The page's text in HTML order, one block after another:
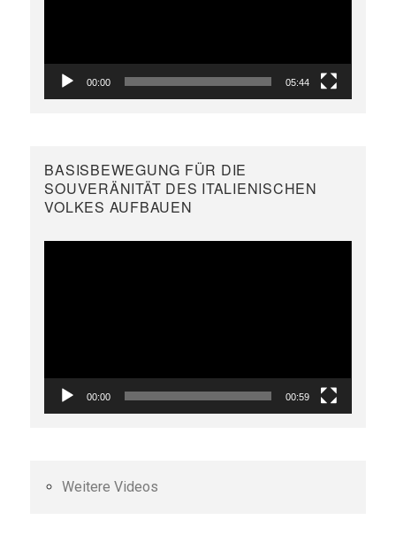
00:00 05:44
BASISBEWEGUNG FÜR DIE
SOUVERÄNITÄT DES ITALIENISCHEN
VOLKES AUFBAUEN
00:00 00:59
Weitere Videos